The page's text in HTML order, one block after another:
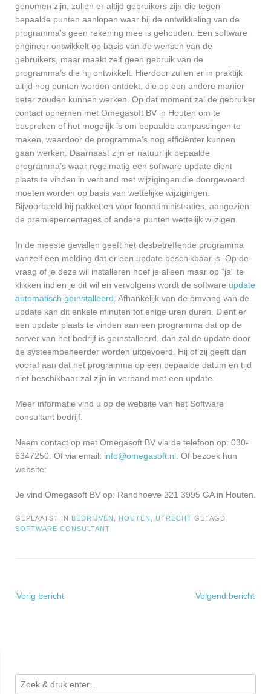
genomen zijn, zullen er altijd gebruikers zijn die tegen
bepaalde punten aanlopen waar bij de ontwikkeling van de
programma’s geen rekening mee is gehouden. Een software
engineer ontwikkelt op basis van de wensen van de
gebruikers, maar maakt zelf geen gebruik van de
programma’s die hij ontwikkelt. Hierdoor zullen er in praktijk
altijd nog punten worden ontdekt, die op een andere manier
beter zouden kunnen werken. Op dat moment zal de gebruiker
contact opnemen met Omegasoft BV in Houten om te
bespreken of het mogelijk is om bepaalde aanpassingen te
maken, waardoor de programma’s nog efficiënter kunnen
gaan werken. Daarnaast zijn er natuurlijk bepaalde
programma’s waar regelmatig een software update dient
plaats te vinden in verband met wijzigingen die doorgevoerd
moeten worden op basis van wettelijke wijzigingen.
Bijvoorbeeld bij pakketten voor loonadministraties, aangezien
de premiepercentages of andere punten wettelijk wijzigen.
In de meeste gevallen geeft het desbetreffende programma
vanzelf een melding dat er een update beschikbaar is. Op de
vraag of je deze wil installeren hoef je alleen maar op “ja” te
klikken indien je dit wil en vervolgens wordt de software update
automatisch geïnstalleerd. Afhankelijk van de omvang van de
update kan dit enkele minuten tot enige uren duren. Dient er
een update plaats te vinden aan een programma dat op de
server van het bedrijf is geïnstalleerd, dan zal de update door
de systeembeheerder worden uitgevoerd. Hij of zij geeft dan
vooraf aan dat het programma op een bepaalde datum en tijd
niet beschikbaar zal zijn in verband met een update.
Meer informatie vind u op de website van het Software
consultant bedrijf.
Neem contact op met Omegasoft BV via de telefoon op: 030-
6347250. Of via email: info@omegasoft.nl. Of bezoek hun
website:
Je vind Omegasoft BV op: Randhoeve 221 3995 GA in Houten.
GEPLAATST IN BEDRIJVEN , HOUTEN , UTRECHT GETAGD
SOFTWARE CONSULTANT
navigatie
Vorig bericht Volgend bericht